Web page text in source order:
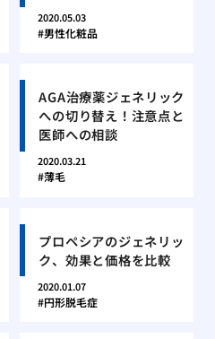
2020.05.03
男性化粧品
AGA治療薬ジェネリック
への切り替え！注意点と
医師への相談
2020.03.21
薄毛
プロペシアのジェネリッ
ク、効果と価格を比較
2020.01.07
円形脱毛症